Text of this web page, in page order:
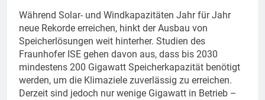
Während Solar- und Windkapazitäten Jahr für Jahr
neue Rekorde erreichen, hinkt der Ausbau von
Speicherlösungen weit hinterher. Studien des
Fraunhofer ISE gehen davon aus, dass bis 2030
mindestens 200 Gigawatt Speicherkapazität benötigt
werden, um die Klimaziele zuverlässig zu erreichen.
Derzeit sind jedoch nur wenige Gigawatt in Betrieb –